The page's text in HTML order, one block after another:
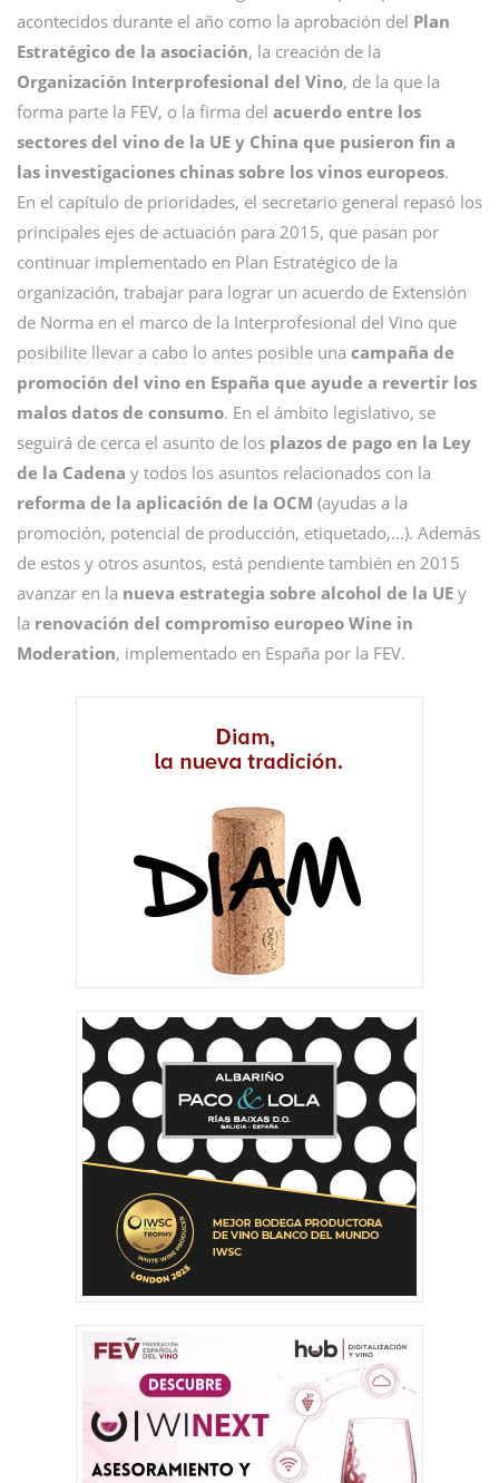
acontecidos durante el año como la aprobación del Plan
Estratégico de la asociación, la creación de la
Organización Interprofesional del Vino, de la que la
forma parte la FEV, o la firma del acuerdo entre los
sectores del vino de la UE y China que pusieron fin a
las investigaciones chinas sobre los vinos europeos.
En el capítulo de prioridades, el secretario general repasó los
principales ejes de actuación para 2015, que pasan por
continuar implementado en Plan Estratégico de la
organización, trabajar para lograr un acuerdo de Extensión
de Norma en el marco de la Interprofesional del Vino que
posibilite llevar a cabo lo antes posible una campaña de
promoción del vino en España que ayude a revertir los
malos datos de consumo. En el ámbito legislativo, se
seguirá de cerca el asunto de los plazos de pago en la Ley
de la Cadena y todos los asuntos relacionados con la
reforma de la aplicación de la OCM (ayudas a la
promoción, potencial de producción, etiquetado,…). Además
de estos y otros asuntos, está pendiente también en 2015
avanzar en la nueva estrategia sobre alcohol de la UE y
la renovación del compromiso europeo Wine in
Moderation, implementado en España por la FEV.